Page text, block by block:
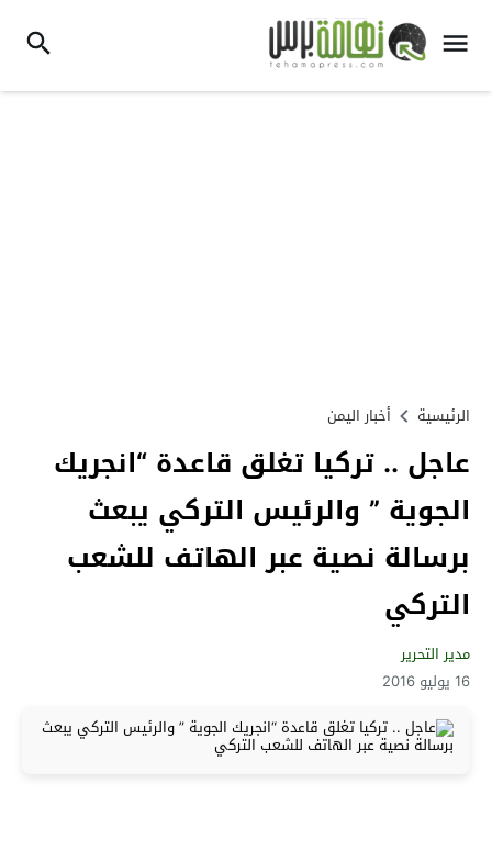
الرئيسية أخبار اليمن
عاجل .. تركيا تغلق قاعدة “انجريك
الجوية ” والرئيس التركي يبعث
برسالة نصية عبر الهاتف للشعب
التركي
مدير التحرير
16 يوليو 2016